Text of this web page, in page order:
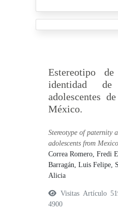
Estereotipo
identidad
adolescentes
México.
Stereotype of paternity
adolescents from
Correa Romero, Fredi
Barragán, Luis Felipe,
Alicia
Visitas Artículo
4900